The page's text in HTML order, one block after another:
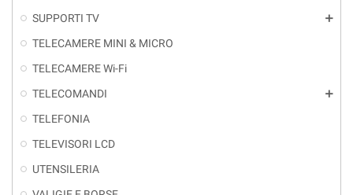
SUPPORTI TV add
TELECAMERE MINI & MICRO
TELECAMERE Wi-Fi
TELECOMANDI
add
TELEFONIA
TELEVISORI LCD
UTENSILERIA